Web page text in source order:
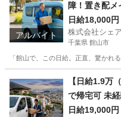
アルバイト
障！置き配
｜早上がりで
日給18,000円
株式会社シェ
千葉県 館山市
「館山で、この日給。正直、驚かれ
ドライバー
【日給1.9万
で帰宅可 未
日給19,000円